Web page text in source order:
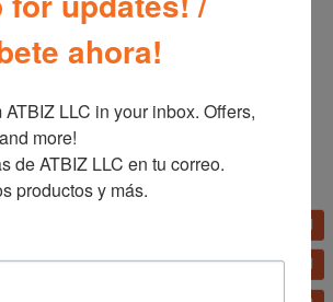
Xpert Licuadora tradicional
Oster 10 velocidades
ahora!
LLC in your inbox. Offers,
more!
de ATBIZ LLC en tu correo.
productos y más.